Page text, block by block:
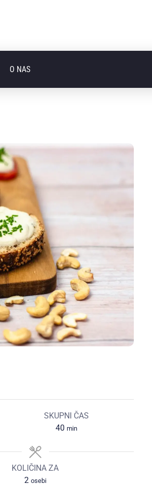
O NAS
SKUPNI ČAS
40 min
KOLIČINA ZA
2 osebi